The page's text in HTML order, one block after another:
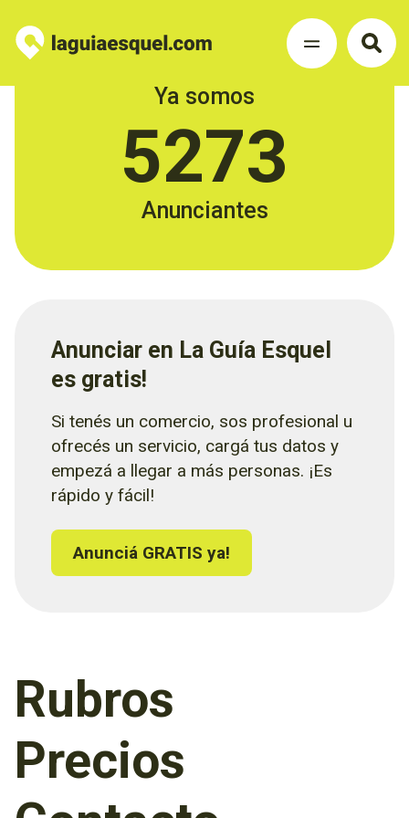
Ya somos
5273
Anunciantes
Anunciar en La Guía Esquel
es gratis!
Si tenés un comercio, sos profesional u
ofrecés un servicio, cargá tus datos y
empezá a llegar a más personas. ¡Es
rápido y fácil!
Anunciá GRATIS ya!
Rubros
Precios